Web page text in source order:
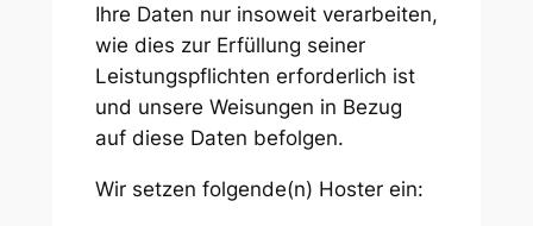
Ihre Daten nur insoweit verarbeiten,
wie dies zur Erfüllung seiner
Leistungspflichten erforderlich ist
und unsere Weisungen in Bezug
auf diese Daten befolgen.
Wir setzen folgende(n) Hoster ein: